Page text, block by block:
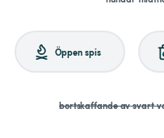
Öppen spis
bortskaffande av svart